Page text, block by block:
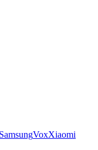
SamsungVoxXiaomi